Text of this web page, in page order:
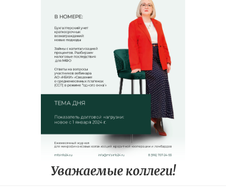
Уважаемые коллеги!